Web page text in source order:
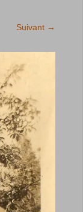
Suivant →